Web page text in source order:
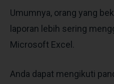
Umumnya, orang yang
laporan lebih sering
Microsoft Excel.
Anda dapat mengikuti